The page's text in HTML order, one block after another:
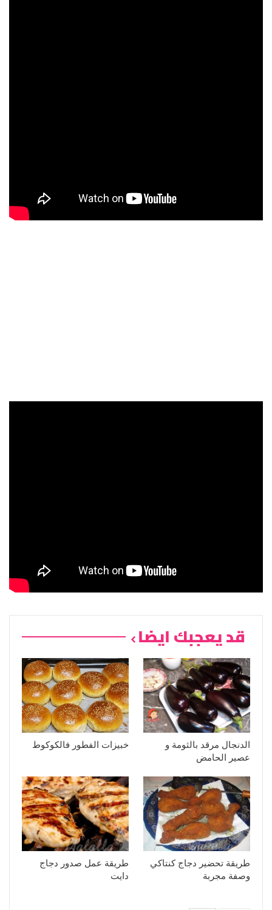
قد يعجبك ايضا
الدنجال مرقد بالثومة و
عصير الحامض
خبيزات الفطور فالكوكوط
طريقة تحضير دجاج كنتاكي
وصفة مجربة
طريقة عمل صدور دجاج
دايت